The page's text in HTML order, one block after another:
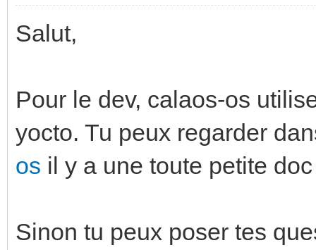
Salut,
Pour le dev, calaos-os
yocto. Tu peux regarder
os il y a une toute petite
Sinon tu peux poser tes